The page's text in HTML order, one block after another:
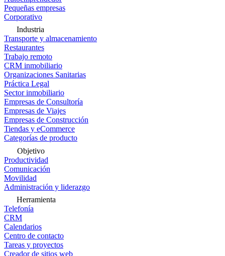
Pequeñas empresas
Corporativo
Industria
Transporte y almacenamiento
Restaurantes
Trabajo remoto
CRM inmobiliario
Organizaciones Sanitarias
Práctica Legal
Sector inmobiliario
Empresas de Consultoría
Empresas de Viajes
Empresas de Construcción
Tiendas y eCommerce
Categorías de producto
Objetivo
Productividad
Comunicación
Movilidad
Administración y liderazgo
Herramienta
Telefonía
CRM
Calendarios
Centro de contacto
Tareas y proyectos
Creador de sitios web